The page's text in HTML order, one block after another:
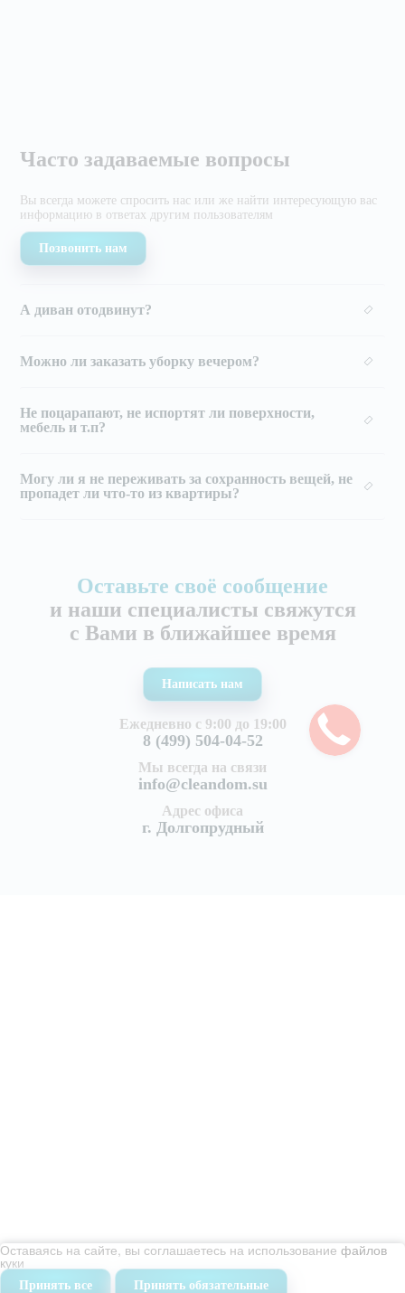
Часто задаваемые вопросы
Вы всегда можете спросить нас или же найти интересующую вас
информацию в ответах другим пользователям
Позвонить нам
А диван отодвинут?
Можно ли заказать уборку вечером?
Не поцарапают, не испортят ли поверхности,
мебель и т.п?
Могу ли я не переживать за сохранность вещей, не
пропадет ли что-то из квартиры?
Оставьте своё сообщение
и наши специалисты свяжутся
с Вами в ближайшее время
Написать нам
Ежедневно с 9:00 до 19:00
8 (499) 504-04-52
Мы всегда на связи
info@cleandom.su
Адрес офиса
г. Долгопрудный
Уборка помещений
Химчистка
Оставаясь на сайте, вы соглашаетесь на использование файлов
куки
Принять все Принять обязательные